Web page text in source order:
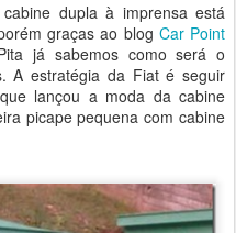
dupla à imprensa está
graças ao blog Car Point
já sabemos como será o
A estratégia da Fiat é seguir
lançou a moda da cabine
picape pequena com cabine